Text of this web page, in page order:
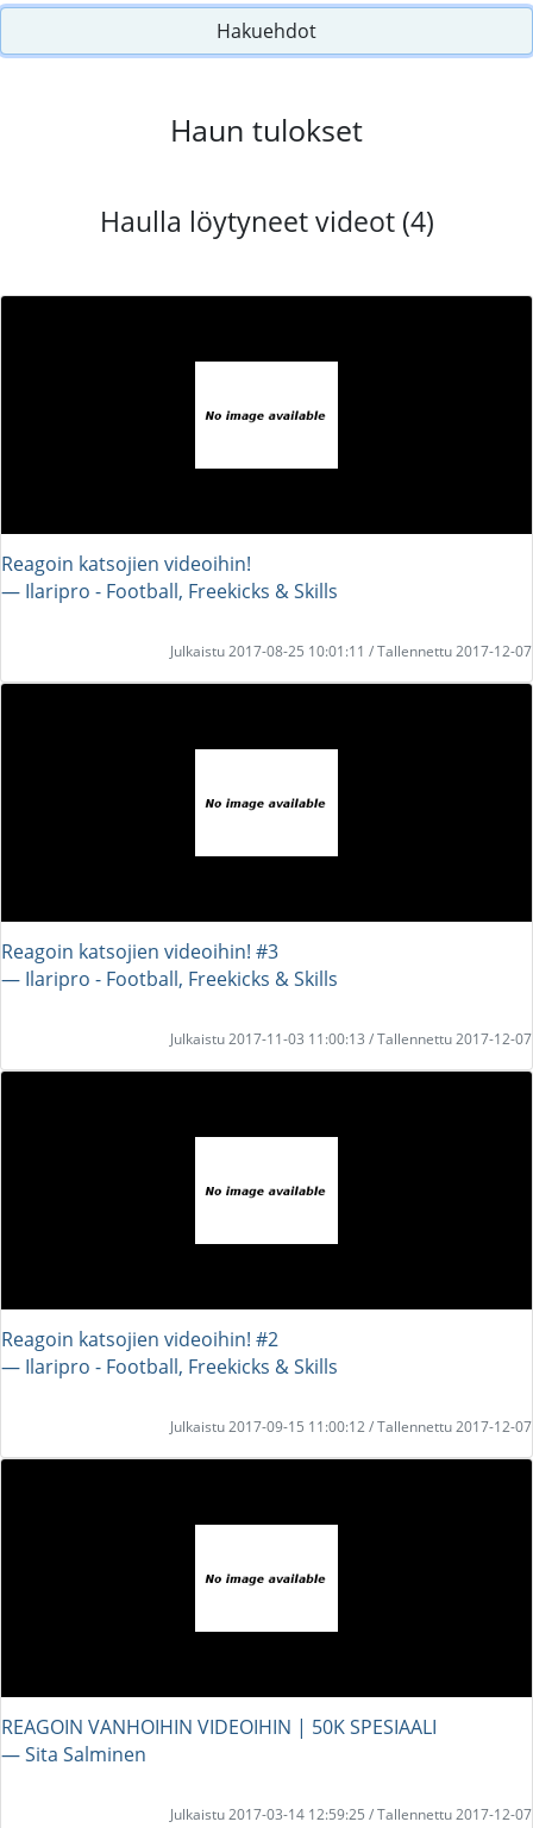
Hakuehdot
Haun tulokset
Haulla löytyneet videot (4)
Reagoin katsojien videoihin!
― Ilaripro - Football, Freekicks & Skills
Julkaistu 2017-08-25 10:01:11 / Tallennettu 2017-12-07
Reagoin katsojien videoihin! #3
― Ilaripro - Football, Freekicks & Skills
Julkaistu 2017-11-03 11:00:13 / Tallennettu 2017-12-07
Reagoin katsojien videoihin! #2
― Ilaripro - Football, Freekicks & Skills
Julkaistu 2017-09-15 11:00:12 / Tallennettu 2017-12-07
REAGOIN VANHOIHIN VIDEOIHIN | 50K SPESIAALI
― Sita Salminen
Julkaistu 2017-03-14 12:59:25 / Tallennettu 2017-12-07